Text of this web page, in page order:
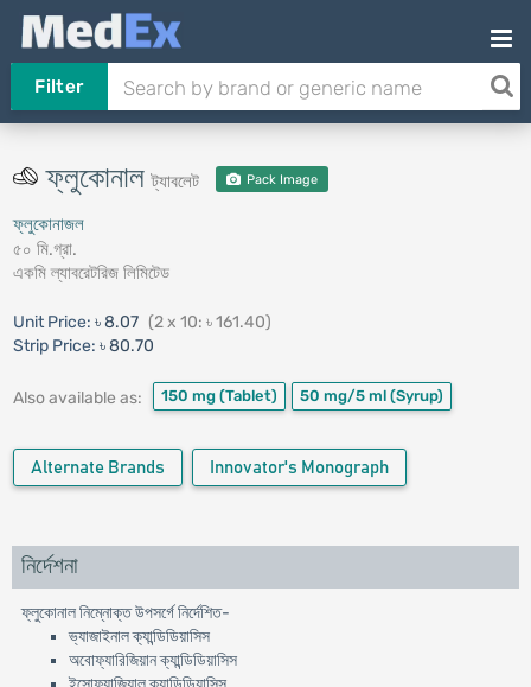
Filter
ফ্লুকোনালট্যাবলেট Pack Image
ফ্লুকোনাজল
৫০ মি.গ্রা.
একমি ল্যাবরেটরিজ লিমিটেড
Unit Price: ৳ 8.07 (2 x 10: ৳ 161.40)
Strip Price: ৳ 80.70
Also available as: 150 mg (Tablet) 50 mg/5 ml (Syrup)
Alternate Brands Innovator's Monograph
নির্দেশনা
ফ্লুকোনাল নিম্নোক্ত উপসর্গে নির্দেশিত-
ভ্যাজাইনাল ক্যান্ডিডিয়াসিস
অবোফ্যারিজিয়ান ক্যান্ডিডিয়াসিস